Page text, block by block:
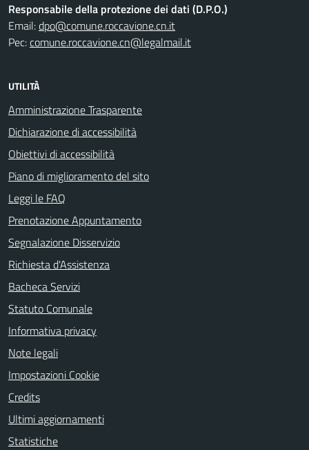
Responsabile della protezione dei dati (D.P.O.)
Email:dpo@comune.roccavione.cn.it
Pec:comune.roccavione.cn@legalmail.it
UTILITÀ
Amministrazione Trasparente
Dichiarazione di accessibilità
Obiettivi di accessibilità
Piano di miglioramento del sito
Leggi le FAQ
Prenotazione Appuntamento
Segnalazione Disservizio
Richiesta d'Assistenza
Bacheca Servizi
Statuto Comunale
Informativa privacy
Note legali
Impostazioni Cookie
Credits
Ultimi aggiornamenti
Statistiche